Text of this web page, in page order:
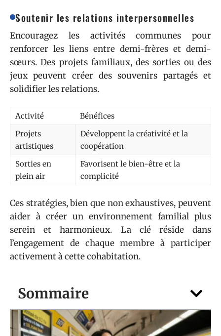
Sommaire
Soutenir les relations interpersonnelles
Encouragez les activités communes pour
renforcer les liens entre demi-frères et demi-
sœurs. Des projets familiaux, des sorties ou des
jeux peuvent créer des souvenirs partagés et
solidifier les relations.
Activité
Bénéfices
Projets
artistiques
Développent la créativité et la
coopération
Sorties en
plein air
Favorisent le bien-être et la
complicité
Ces stratégies, bien que non exhaustives, peuvent
aider à créer un environnement familial plus
serein et harmonieux. La clé réside dans
l’engagement de chaque membre à participer
activement à cette cohabitation.